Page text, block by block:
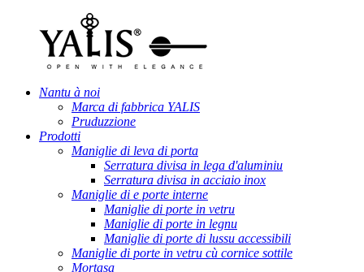
Nantu à noi
Marca di fabbrica YALIS
Pruduzzione
Prodotti
Maniglie di leva di porta
Serratura divisa in lega d'aluminiu
Serratura divisa in acciaio inox
Maniglie di e porte interne
Maniglie di porte in vetru
Maniglie di porte in legnu
Maniglie di porte di lussu accessibili
Maniglie di porte in vetru cù cornice sottile
Mortasa